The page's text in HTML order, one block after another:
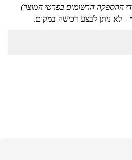
ההספקה הרשומים בפרטי המוצר)
– לא ניתן לבצע רכישה במקום.